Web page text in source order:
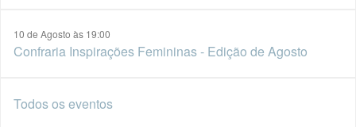
10 de Agosto às 19:00
Confraria Inspirações Femininas - Edição de Agosto
Todos os eventos